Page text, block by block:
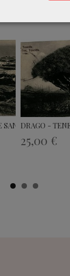
SANTA CRUZ...
DRAGO -
25,00 €